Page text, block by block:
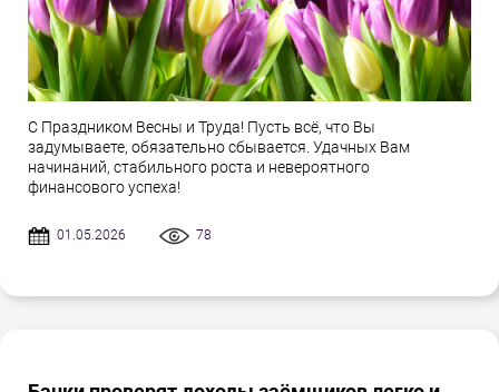
С Праздником Весны и Труда! Пусть всё, что Вы
задумываете, обязательно сбывается. Удачных Вам
начинаний, стабильного роста и невероятного
финансового успеха!
01.05.2026 78